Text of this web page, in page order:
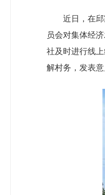
近日，在
员会对集体经
社及时进行线
解村务，发表